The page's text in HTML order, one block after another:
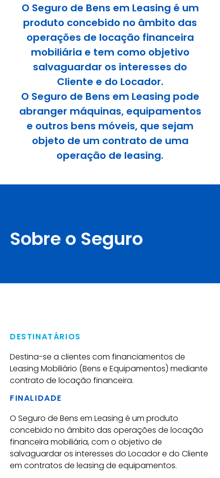
O Seguro de Bens em Leasing é um
produto concebido no âmbito das
operações de locação financeira
mobiliária e tem como objetivo
salvaguardar os interesses do
Cliente e do Locador.
O Seguro de Bens em Leasing pode
abranger máquinas, equipamentos
e outros bens móveis, que sejam
objeto de um contrato de uma
operação de leasing.
Sobre o Seguro
DESTINATÁRIOS
Destina-se a clientes com financiamentos de
Leasing Mobiliário (Bens e Equipamentos) mediante
contrato de locação financeira.
FINALIDADE
O Seguro de Bens em Leasing é um produto
concebido no âmbito das operações de locação
financeira mobiliária, com o objetivo de
salvaguardar os interesses do Locador e do Cliente
em contratos de leasing de equipamentos.